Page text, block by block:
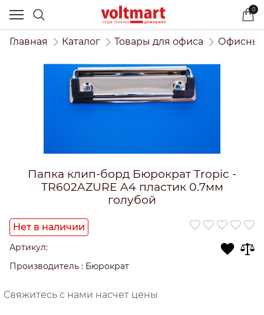
0
Главная Каталог Товары для офиса
Папка клип-борд Бюрократ Tropic -
TR602AZURE A4 пластик 0.7мм
голубой
Нет в наличии
Артикул:
Производитель : Бюрократ
Свяжитесь с нами насчет цены